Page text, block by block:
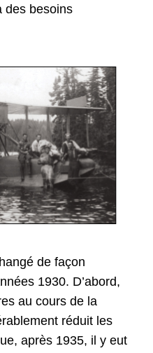
des besoins
de façon
1930. D’abord,
au cours de la
réduit les
après 1935, il y eut